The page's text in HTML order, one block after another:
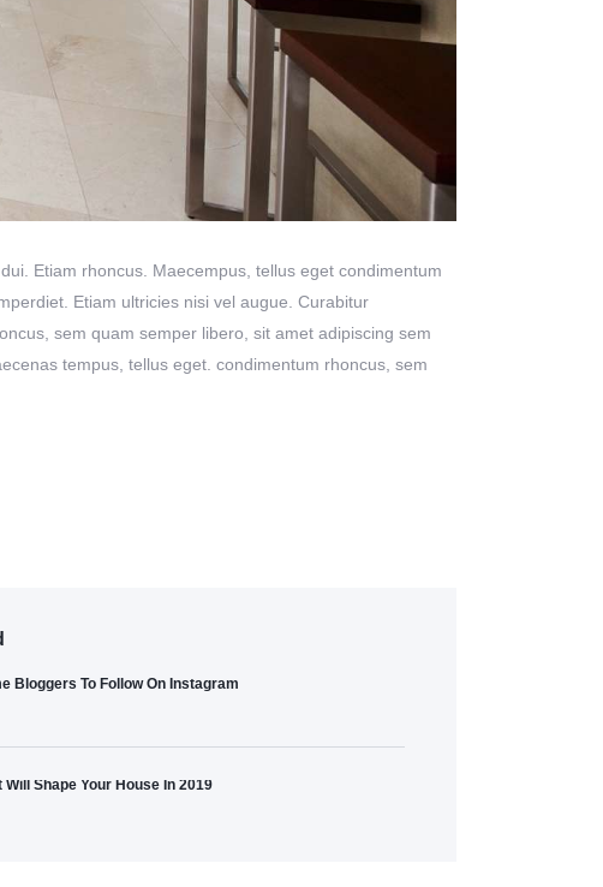
Etiam rhoncus. Maecempus, tellus eget condimentum
Etiam ultricies nisi vel augue. Curabitur
sem quam semper libero, sit amet adipiscing sem
tempus, tellus eget. condimentum rhoncus, sem
Bloggers To Follow On Instagram
Will Shape Your House In 2019